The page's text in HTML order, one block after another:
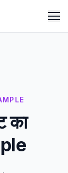
का